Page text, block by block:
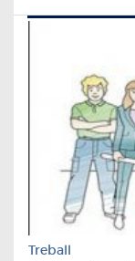
Treball